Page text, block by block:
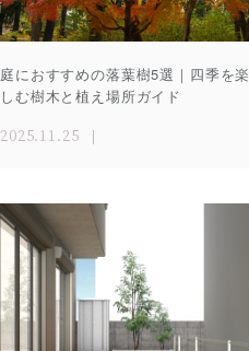
庭におすすめの落葉樹5選｜四季を楽
しむ樹木と植え場所ガイド
2025.11.25